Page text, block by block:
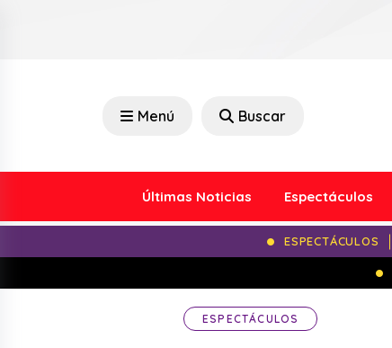
Menú Buscar
Últimas Noticias Espectáculos
ESPECTÁCULOS
ESPECTÁCULOS